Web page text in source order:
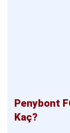
Penybont
Kaç?